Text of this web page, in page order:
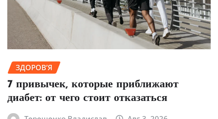
ЗДОРОВ’Я
7 привычек, которые приближают
диабет: от чего стоит отказаться